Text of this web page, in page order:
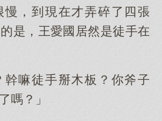
慢，到現在才弄碎了四張
是，王愛國居然是徒手在
幹嘛徒手掰木板？你斧子
嗎？」